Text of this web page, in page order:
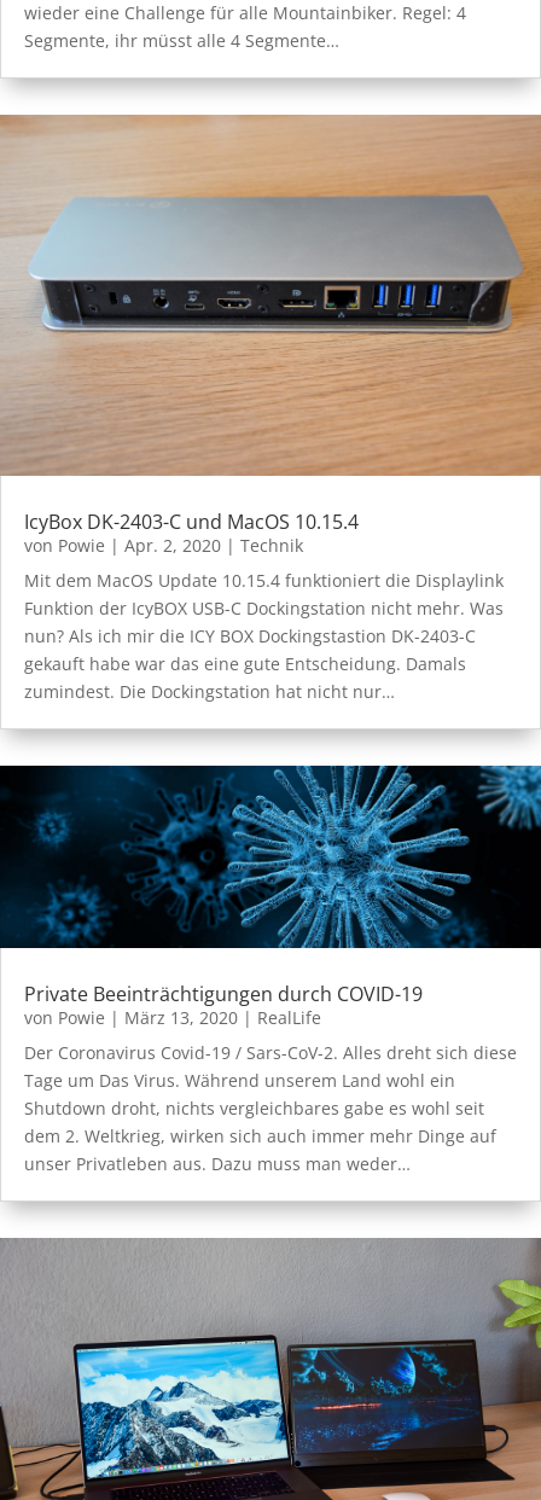
wieder eine Challenge für alle Mountainbiker. Regel: 4
Segmente, ihr müsst alle 4 Segmente…
IcyBox DK-2403-C und MacOS 10.15.4
von Powie | Apr. 2, 2020 | Technik
Mit dem MacOS Update 10.15.4 funktioniert die Displaylink
Funktion der IcyBOX USB-C Dockingstation nicht mehr. Was
nun? Als ich mir die ICY BOX Dockingstastion DK-2403-C
gekauft habe war das eine gute Entscheidung. Damals
zumindest. Die Dockingstation hat nicht nur…
Private Beeinträchtigungen durch COVID-19
von Powie | März 13, 2020 | RealLife
Der Coronavirus Covid-19 / Sars-CoV-2. Alles dreht sich diese
Tage um Das Virus. Während unserem Land wohl ein
Shutdown droht, nichts vergleichbares gabe es wohl seit
dem 2. Weltkrieg, wirken sich auch immer mehr Dinge auf
unser Privatleben aus. Dazu muss man weder…